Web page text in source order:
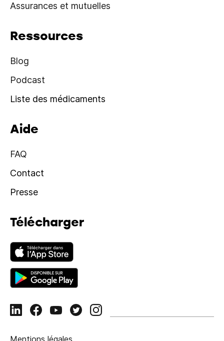
Assurances et mutuelles
Ressources
Blog
Podcast
Liste des médicaments
Aide
FAQ
Contact
Presse
Télécharger
Mentions légales